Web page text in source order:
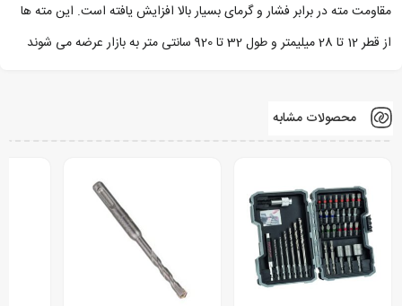
مقاومت مته در برابر فشار و گرمای بسیار بالا افزایش یافته است. این مته ها
از قطر 12 تا 28 میلیمتر و طول 32 تا 920 سانتی متر به بازار عرضه می شوند
محصولات مشابه